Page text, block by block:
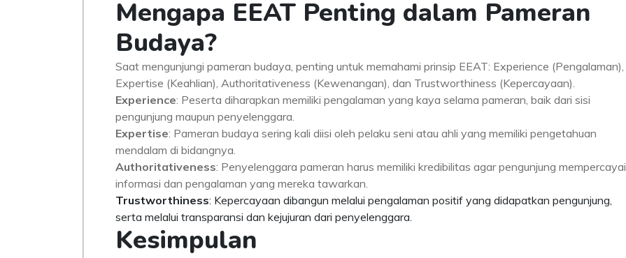
Mengapa EEAT Penting dalam Pameran
Budaya?
Saat mengunjungi pameran budaya, penting untuk memahami prinsip EEAT: Experience (Pengalaman),
Expertise (Keahlian), Authoritativeness (Kewenangan), dan Trustworthiness (Kepercayaan).
Experience: Peserta diharapkan memiliki pengalaman yang kaya selama pameran, baik dari sisi
pengunjung maupun penyelenggara.
Expertise: Pameran budaya sering kali diisi oleh pelaku seni atau ahli yang memiliki pengetahuan
mendalam di bidangnya.
Authoritativeness: Penyelenggara pameran harus memiliki kredibilitas agar pengunjung mempercayai
informasi dan pengalaman yang mereka tawarkan.
Trustworthiness: Kepercayaan dibangun melalui pengalaman positif yang didapatkan pengunjung,
serta melalui transparansi dan kejujuran dari penyelenggara.
Kesimpulan